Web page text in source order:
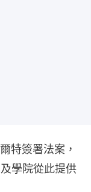
特簽署法案，
學院從此提供